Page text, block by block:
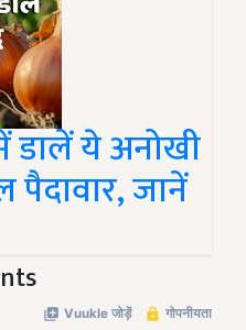
ये अनोखी
जानें